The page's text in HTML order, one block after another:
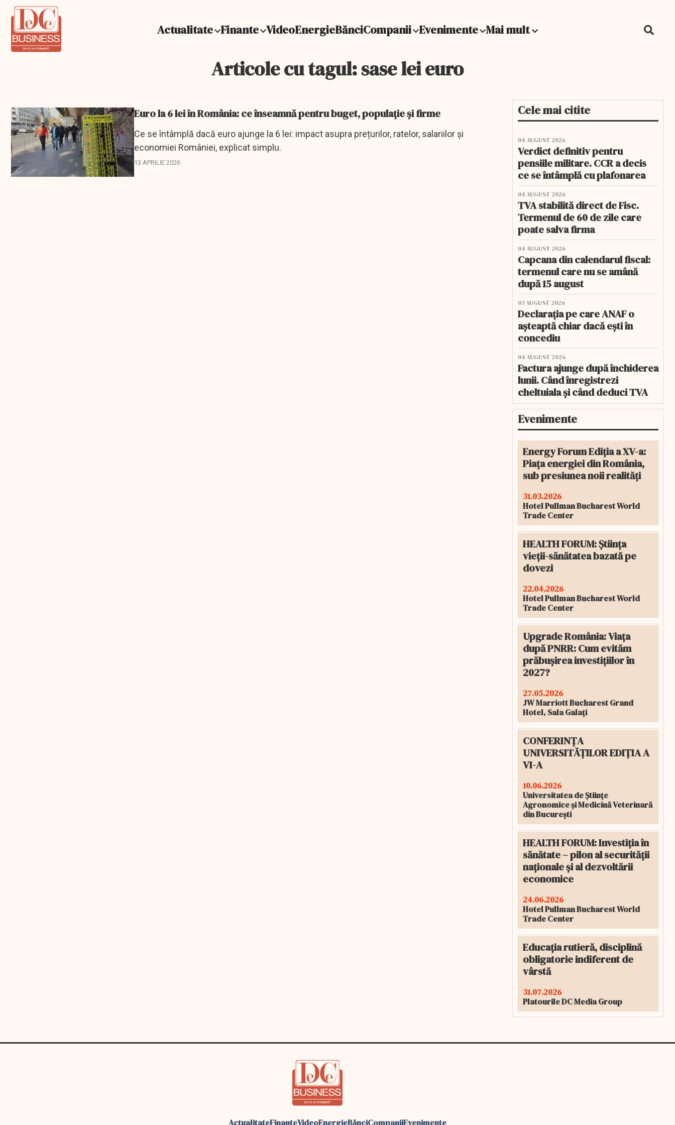
Actualitate Finante VideoEnergieBănciCompanii Evenimente Mai mult
Articole cu tagul: sase lei euro
Euro la 6 lei în România: ce înseamnă pentru buget, populație și firme
Ce se întâmplă dacă euro ajunge la 6 lei: impact asupra prețurilor, ratelor, salariilor și
economiei României, explicat simplu.
13 APRILIE 2026
Cele mai citite
04 AUGUST 2026
Verdict definitiv pentru
pensiile militare. CCR a decis
ce se întâmplă cu plafonarea
04 AUGUST 2026
TVA stabilită direct de Fisc.
Termenul de 60 de zile care
poate salva firma
04 AUGUST 2026
Capcana din calendarul fiscal:
termenul care nu se amână
după 15 august
03 AUGUST 2026
Declarația pe care ANAF o
așteaptă chiar dacă ești în
concediu
04 AUGUST 2026
Factura ajunge după închiderea
lunii. Când înregistrezi
cheltuiala și când deduci TVA
Evenimente
Energy Forum Ediția a XV-a:
Piața energiei din România,
sub presiunea noii realități
31.03.2026
Hotel Pullman Bucharest World
Trade Center
HEALTH FORUM: Știința
vieții-sănătatea bazată pe
dovezi
22.04.2026
Hotel Pullman Bucharest World
Trade Center
Upgrade România: Viața
după PNRR: Cum evităm
prăbușirea investițiilor în
2027?
27.05.2026
JW Marriott Bucharest Grand
Hotel, Sala Galați
CONFERINȚA
UNIVERSITĂȚILOR EDIȚIA A
VI-A
10.06.2026
Universitatea de Științe
Agronomice și Medicină Veterinară
din București
HEALTH FORUM: Investiția în
sănătate – pilon al securității
naționale și al dezvoltării
economice
24.06.2026
Hotel Pullman Bucharest World
Trade Center
Educația rutieră, disciplină
obligatorie indiferent de
vârstă
31.07.2026
Platourile DC Media Group
ActualitateFinanteVideoEnergieBănciCompaniiEvenimente